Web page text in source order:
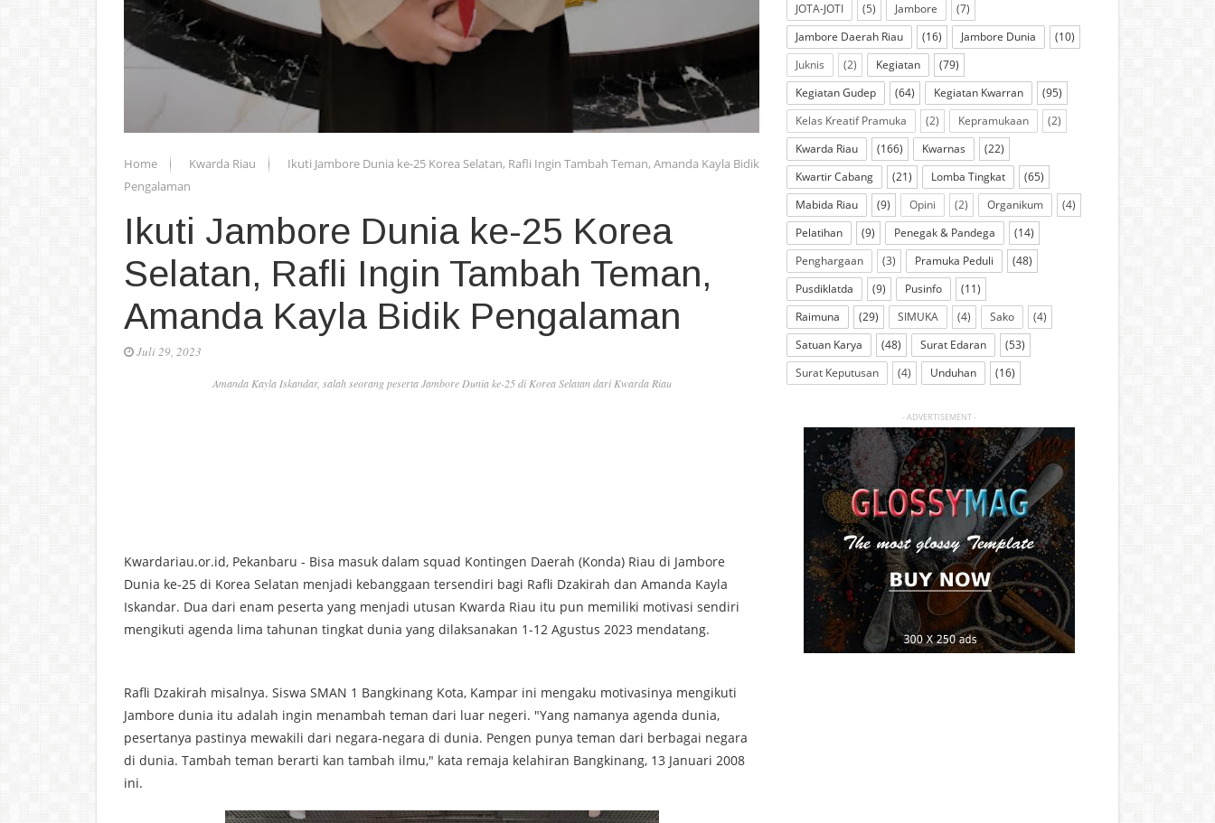
Home Kwarda Riau
Ikuti Jambore Dunia ke-25 Korea Selatan, Rafli Ingin Tambah Teman, Amanda Kayla Bidik
Pengalaman
Ikuti Jambore Dunia ke-25 Korea
Selatan, Rafli Ingin Tambah Teman,
Amanda Kayla Bidik Pengalaman
Juli 29, 2023
Amanda Kayla Iskandar, salah seorang peserta Jambore Dunia ke-25 di Korea Selatan dari Kwarda Riau
Kwardariau.or.id, Pekanbaru - Bisa masuk dalam squad Kontingen Daerah (Konda) Riau di Jambore
Dunia ke-25 di Korea Selatan menjadi kebanggaan tersendiri bagi Rafli Dzakirah dan Amanda Kayla
Iskandar. Dua dari enam peserta yang menjadi utusan Kwarda Riau itu pun memiliki motivasi sendiri
mengikuti agenda lima tahunan tingkat dunia yang dilaksanakan 1-12 Agustus 2023 mendatang.
Rafli Dzakirah misalnya. Siswa SMAN 1 Bangkinang Kota, Kampar ini mengaku motivasinya mengikuti
Jambore dunia itu adalah ingin menambah teman dari luar negeri. "Yang namanya agenda dunia,
pesertanya pastinya mewakili dari negara-negara di dunia. Pengen punya teman dari berbagai negara
di dunia. Tambah teman berarti kan tambah ilmu," kata remaja kelahiran Bangkinang, 13 Januari 2008
ini.
JOTA-JOTI
(5) Jambore
(7)
Jambore Daerah Riau
(16) Jambore Dunia
(10)
Juknis
(2) Kegiatan
(79)
Kegiatan Gudep
(64) Kegiatan Kwarran
(95)
Kelas Kreatif Pramuka
(2) Kepramukaan
(2)
Kwarda Riau
(166) Kwarnas
(22)
Kwartir Cabang
(21) Lomba Tingkat
(65)
Mabida Riau
(9) Opini (2) Organikum
(4)
Pelatihan
(9) Penegak & Pandega
(14)
Penghargaan
(3) Pramuka Peduli
(48)
Pusdiklatda
(9) Pusinfo
(11)
Raimuna
(29) SIMUKA (4) Sako
(4)
Satuan Karya
(48) Surat Edaran
(53)
Surat Keputusan
(4) Unduhan (16)
- ADVERTISEMENT -